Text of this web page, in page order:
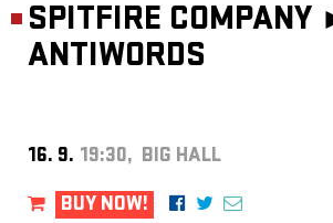
SPITFIRE COMPANY
ANTIWORDS
16. 9. 19:30, BIG HALL
BUY NOW!